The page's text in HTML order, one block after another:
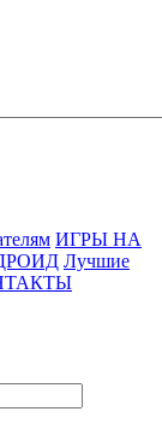
ИГРЫ НА
Лучшие